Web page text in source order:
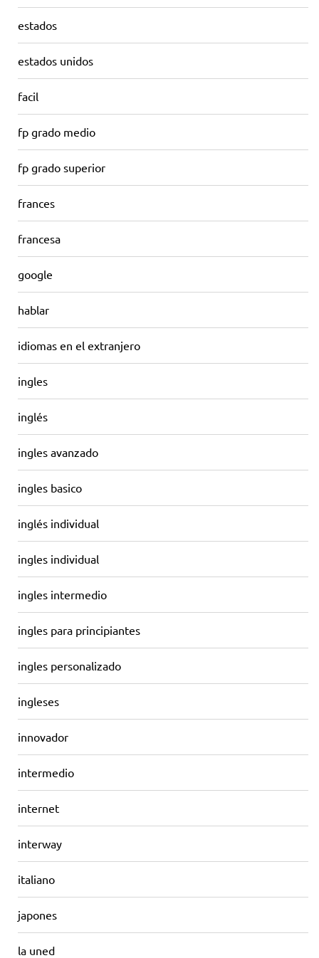
estados
estados unidos
facil
fp grado medio
fp grado superior
frances
francesa
google
hablar
idiomas en el extranjero
ingles
inglés
ingles avanzado
ingles basico
inglés individual
ingles individual
ingles intermedio
ingles para principiantes
ingles personalizado
ingleses
innovador
intermedio
internet
interway
italiano
japones
la uned